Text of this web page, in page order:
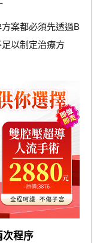
案都必須先透過B
以制定治療方
次程序